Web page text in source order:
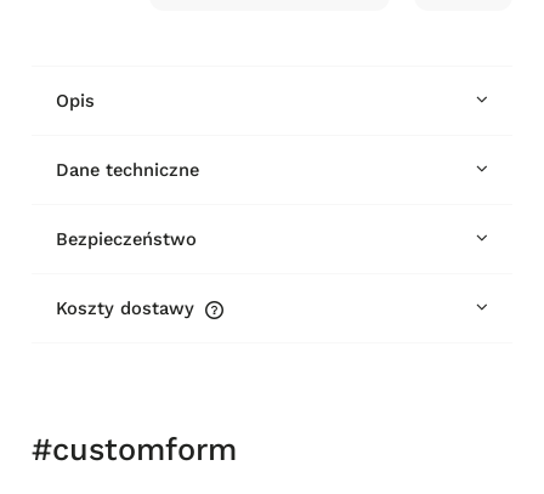
Opis
Dane techniczne
Bezpieczeństwo
Koszty dostawy
#customform